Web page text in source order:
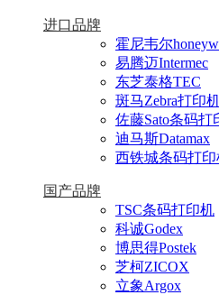
进口品牌
霍尼韦尔
易腾迈Intermec
东芝泰格TEC
斑马Zebra打印
佐藤Sato条码打
迪马斯Datamax
西铁城条码打印
国产品牌
TSC条码打印机
科诚Godex
博思得Postek
芝柯ZICOX
立象Argox